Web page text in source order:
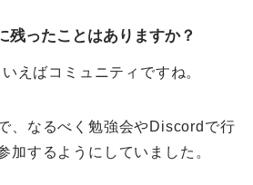
残ったことはありますか？
えばコミュニティですね。
、なるべく勉強会やDiscordで行
加するようにしていました。